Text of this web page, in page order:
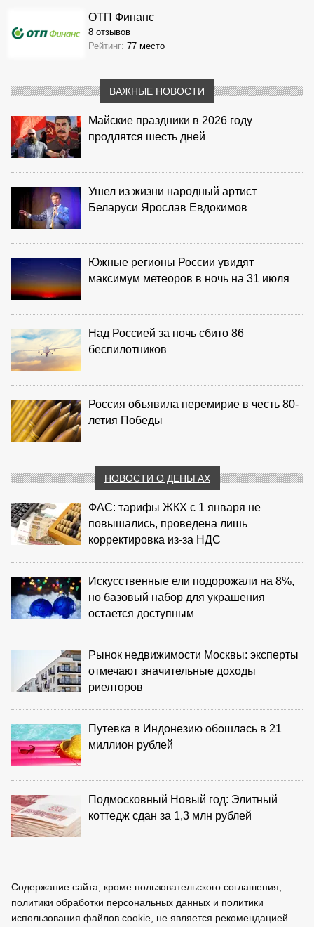
ОТП Финанс
8 отзывов
Рейтинг: 77 место
ВАЖНЫЕ НОВОСТИ
Майские праздники в 2026 году
продлятся шесть дней
Ушел из жизни народный артист
Беларуси Ярослав Евдокимов
Южные регионы России увидят
максимум метеоров в ночь на 31 июля
Над Россией за ночь сбито 86
беспилотников
Россия объявила перемирие в честь 80-
летия Победы
НОВОСТИ О ДЕНЬГАХ
ФАС: тарифы ЖКХ с 1 января не
повышались, проведена лишь
корректировка из‑за НДС
Искусственные ели подорожали на 8%,
но базовый набор для украшения
остается доступным
Рынок недвижимости Москвы: эксперты
отмечают значительные доходы
риелторов
Путевка в Индонезию обошлась в 21
миллион рублей
Подмосковный Новый год: Элитный
коттедж сдан за 1,3 млн рублей
Содержание сайта, кроме пользовательского соглашения,
политики обработки персональных данных и политики
использования файлов cookie, не является рекомендацией